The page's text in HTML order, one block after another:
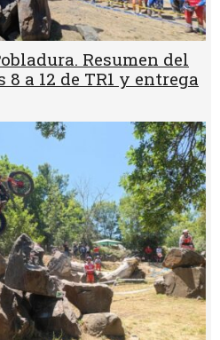
Resumen del
8 a 12 de TR1 y entrega